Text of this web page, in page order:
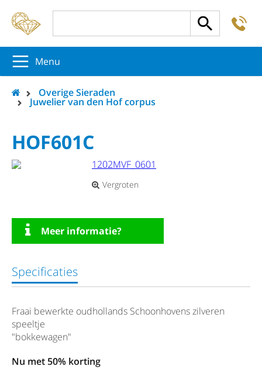
Menu
Overige Sieraden
Juwelier van den Hof corpus
HOF601C
Vergroten
Meer informatie?
Specificaties
Fraai bewerkte oudhollands Schoonhovens zilveren
speeltje
"bokkewagen"
Nu met 50% korting